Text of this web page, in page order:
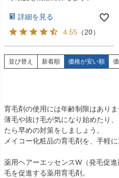
詳細を見る
4.55 （20）
並び替え 新着順 価格が安い順
育毛剤の使用には年齢制限はありま
薄毛や抜け毛が気になり始めたり
たら早めの対策をしましょう。
メイコー化粧品の育毛剤を、手軽に
薬用ヘアーエッセンスW（発毛促
毛を促進する薬用育毛剤。